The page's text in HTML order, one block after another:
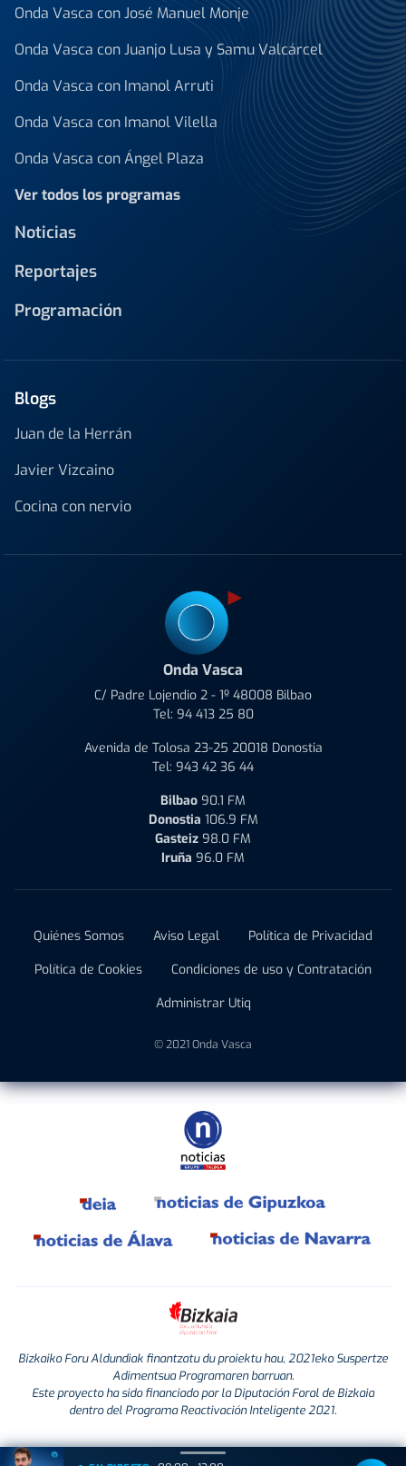
Onda Vasca con José Manuel Monje
Onda Vasca con Juanjo Lusa y Samu Valcárcel
Onda Vasca con Imanol Arruti
Onda Vasca con Imanol Vilella
Onda Vasca con Ángel Plaza
Ver todos los programas
Noticias
Reportajes
Programación
Blogs
Juan de la Herrán
Javier Vizcaino
Cocina con nervio
Onda Vasca
C/ Padre Lojendio 2 - 1º 48008 Bilbao
Tel: 94 413 25 80
Avenida de Tolosa 23-25 20018 Donostia
Tel: 943 42 36 44
Bilbao 90.1 FM
Donostia 106.9 FM
Gasteiz 98.0 FM
Iruña 96.0 FM
Quiénes Somos Aviso Legal
Política de Privacidad
Política de Cookies
Condiciones de uso y Contratación
Administrar Utiq
© 2021 Onda Vasca
Bizkaiko Foru Aldundiak finantzatu du proiektu hau, 2021eko Suspertze
Adimentsua Programaren barruan.
Este proyecto ha sido financiado por la Diputación Foral de Bizkaia
dentro del Programa Reactivación Inteligente 2021.